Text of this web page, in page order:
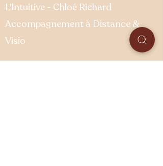
L'Intuitive - Chloé Richard
Accompagnement à Distance &
Visio